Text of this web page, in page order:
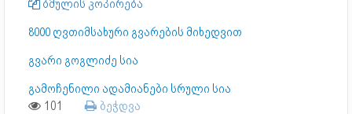
ბმულის კოპირება
8000 ღვთიმსახური გვარების მიხედვით
გვარი გოგლიძე სია
გამოჩენილი ადამიანები სრული სია
101 ბეჭდვა